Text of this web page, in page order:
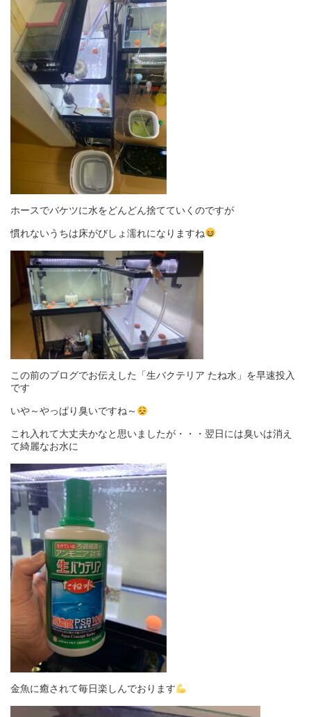
ホースでバケツに水をどんどん捨てていくのですが
慣れないうちは床がびしょ濡れになりますね
この前のブログでお伝えした「生バクテリア たね水」を早速投入
です
いや～やっぱり臭いですね～
これ入れて大丈夫かなと思いましたが・・・翌日には臭いは消え
て綺麗なお水に
金魚に癒されて毎日楽しんでおります